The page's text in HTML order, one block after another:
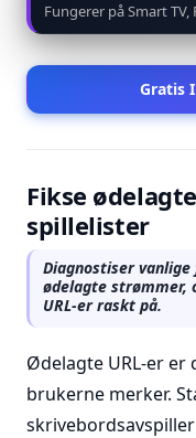
Fungerer på Smart
Gratis
Fikse
spillelister
Diagnostiser
ødelagte strømmer,
URL-er raskt på.
Ødelagte URL-er
brukerne merker.
skrivebordsavspiller